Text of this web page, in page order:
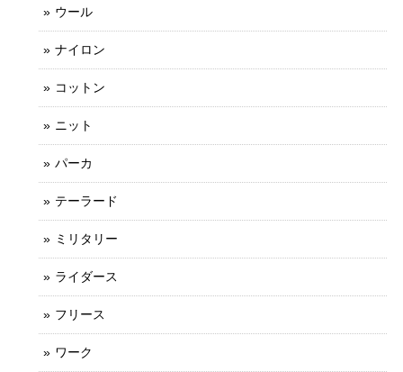
ウール
ナイロン
コットン
ニット
パーカ
テーラード
ミリタリー
ライダース
フリース
ワーク